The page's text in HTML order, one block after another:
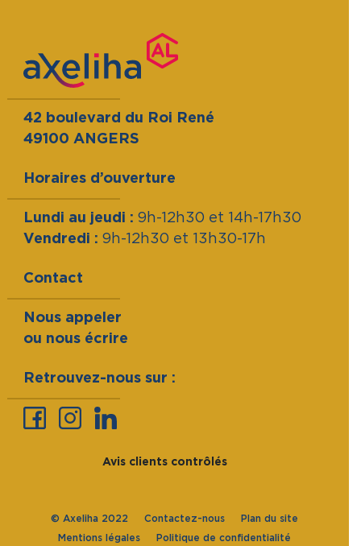
42 boulevard du Roi René
49100 ANGERS
Horaires d’ouverture
Lundi au jeudi : 9h-12h30 et 14h-17h30
Vendredi : 9h-12h30 et 13h30-17h
Contact
Nous appeler
ou nous écrire
Retrouvez-nous sur :
Avis clients contrôlés
© Axeliha 2022 Contactez-nous
Plan du site
Mentions légales
Politique de confidentialité